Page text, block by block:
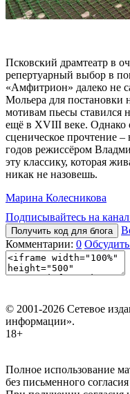
Псковский драмтеатр в
репертуарный выбор в
«Амфитрион» далеко не
Мольера для постановки
мотивам пьесы ставился
ещё в ХVIII веке. Однако
сценическое прочтение –
годов режиссёром
эту классику, которая
никак не назовешь.
Марина Колесникова
Подписывайтесь на
Получить код для блога
Комментарии: 0
© 2001-2026 Сетевое
информации».
18+
Полное использование
без письменного